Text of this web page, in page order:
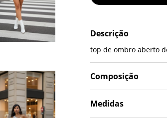
Descrição
top de ombro aberto
Composição
Medidas